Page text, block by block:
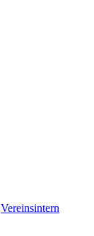
Vereinsintern